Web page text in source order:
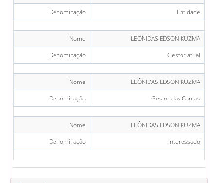
Denominação
Entidade
Nome
LEÔNIDAS EDSON KUZMA
Denominação
Gestor atual
Nome
LEÔNIDAS EDSON KUZMA
Denominação
Gestor das Contas
Nome
LEÔNIDAS EDSON KUZMA
Denominação
Interessado